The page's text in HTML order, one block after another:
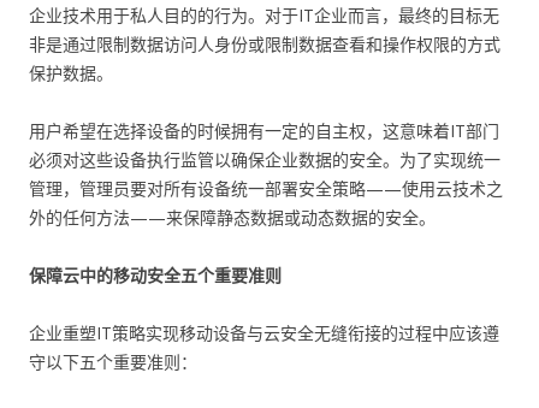
企业技术用于私人目的的行为。对于IT企业而言，最终的目标无
非是通过限制数据访问人身份或限制数据查看和操作权限的方式
保护数据。
用户希望在选择设备的时候拥有一定的自主权，这意味着IT部门
必须对这些设备执行监管以确保企业数据的安全。为了实现统一
管理，管理员要对所有设备统一部署安全策略——使用云技术之
外的任何方法——来保障静态数据或动态数据的安全。
保障云中的移动安全五个重要准则
企业重塑IT策略实现移动设备与云安全无缝衔接的过程中应该遵
守以下五个重要准则：